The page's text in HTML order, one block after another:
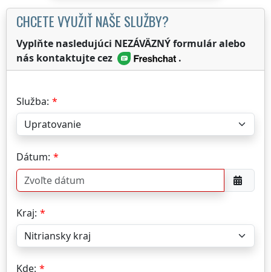
CHCETE VYUŽIŤ NAŠE SLUŽBY?
Vyplňte nasledujúci NEZÁVÄZNÝ formulár alebo
nás kontaktujte cez
.
Služba:
Dátum:
Kraj:
Kde: